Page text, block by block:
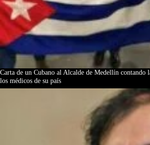
Carta de un Cubano al Alcalde de Medellín contando
los médicos de su país